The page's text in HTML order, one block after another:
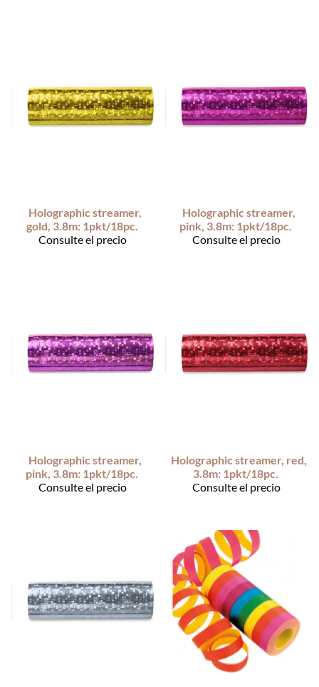
Holographic streamer,
gold, 3.8m: 1pkt/18pc.
Consulte el precio
Holographic streamer,
pink, 3.8m: 1pkt/18pc.
Consulte el precio
Holographic streamer,
pink, 3.8m: 1pkt/18pc.
Consulte el precio
Holographic streamer, red,
3.8m: 1pkt/18pc.
Consulte el precio